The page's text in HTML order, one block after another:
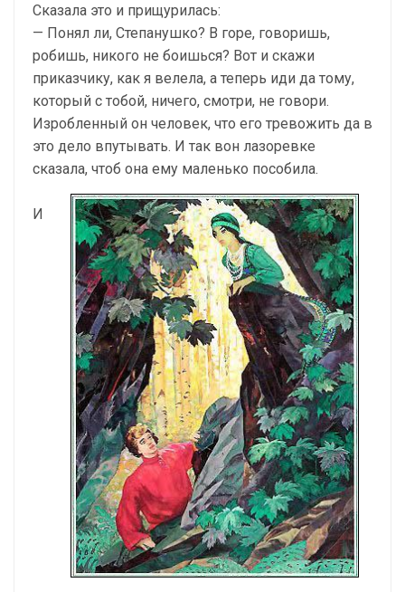
Сказала это и прищурилась:
— Понял ли, Степанушко? В горе, говоришь,
робишь, никого не боишься? Вот и скажи
приказчику, как я велела, а теперь иди да тому,
который с тобой, ничего, смотри, не говори.
Изробленный он человек, что его тревожить да в
это дело впутывать. И так вон лазоревке
сказала, чтоб она ему маленько пособила.
И